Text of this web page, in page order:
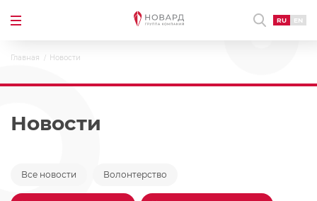
RU EN
Главная Новости
Новости
Все новости Волонтерство